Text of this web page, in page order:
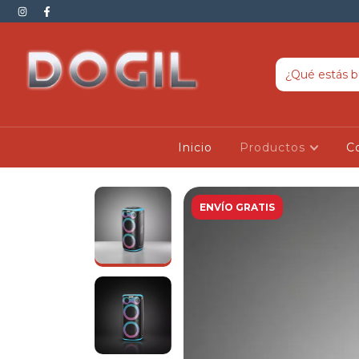
Inicio Productos
ENVÍO GRATIS